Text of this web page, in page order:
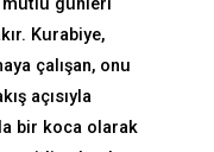
mutlu günleri
Kurabiye,
çalışan, onu
açısıyla
bir koca olarak